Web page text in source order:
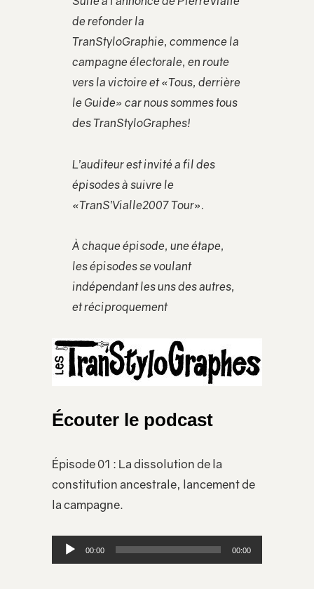
de refonder la
TranStyloGraphie, commence la
campagne électorale, en route
vers la victoire et «Tous, derrière
le Guide» car nous sommes tous
des TranStyloGraphes!
L’auditeur est invité a fil des
épisodes à suivre le
«TranS’Vialle2007 Tour».
À chaque épisode, une étape,
les épisodes se voulant
indépendant les uns des autres,
et réciproquement
Écouter le podcast
Épisode 01 : La dissolution de la
constitution ancestrale, lancement de
la campagne.
Lecteur
audio
00:00 00:00